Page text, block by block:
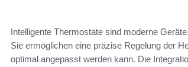
Intelligente Thermostate sind moderne
Sie ermöglichen eine präzise Regelung der
optimal angepasst werden kann. Die